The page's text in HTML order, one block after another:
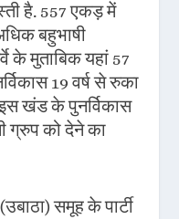
है. 557 एकड़ में
बहुभाषी
के मुताबिक यहां 57
19 वर्ष से रुका
खंड के पुनर्विकास
ग्रुप को देने का
​​समूह के पार्टी